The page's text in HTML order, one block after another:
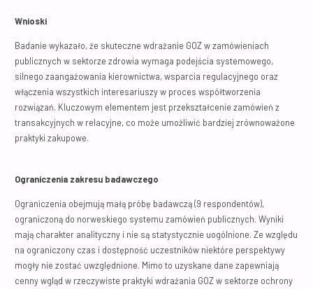
Wnioski
Badanie wykazało, że skuteczne wdrażanie GOZ w zamówieniach
publicznych w sektorze zdrowia wymaga podejścia systemowego,
silnego zaangażowania kierownictwa, wsparcia regulacyjnego oraz
włączenia wszystkich interesariuszy w proces współtworzenia
rozwiązań. Kluczowym elementem jest przekształcenie zamówień z
transakcyjnych w relacyjne, co może umożliwić bardziej zrównoważone
praktyki zakupowe.
Ograniczenia zakresu badawczego
Ograniczenia obejmują małą próbę badawczą (9 respondentów),
ograniczoną do norweskiego systemu zamówień publicznych. Wyniki
mają charakter analityczny i nie są statystycznie uogólnione. Ze względu
na ograniczony czas i dostępność uczestników niektóre perspektywy
mogły nie zostać uwzględnione. Mimo to uzyskane dane zapewniają
cenny wgląd w rzeczywiste praktyki wdrażania GOZ w sektorze ochrony